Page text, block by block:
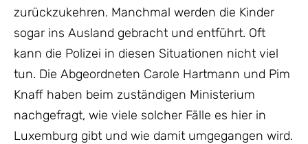
zurückzukehren. Manchmal werden die Kinder
sogar ins Ausland gebracht und entführt. Oft
kann die Polizei in diesen Situationen nicht viel
tun. Die Abgeordneten Carole Hartmann und Pim
Knaff haben beim zuständigen Ministerium
nachgefragt, wie viele solcher Fälle es hier in
Luxemburg gibt und wie damit umgegangen wird.